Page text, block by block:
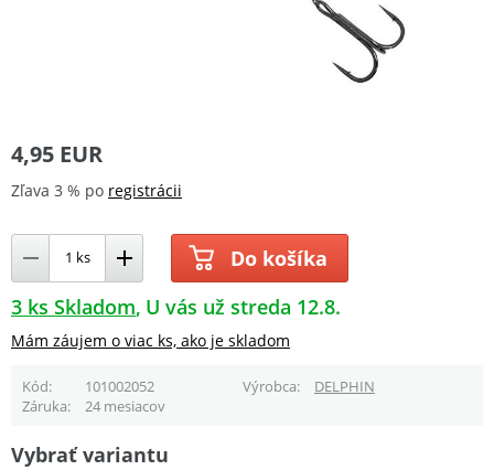
4,95 EUR
Zľava 3 % po registrácii
Do košíka
3 ks Skladom U vás už streda 12.8.
Mám záujem o viac ks, ako je skladom
Kód 101002052 Výrobca
DELPHIN
Záruka
24 mesiacov
Vybrať variantu